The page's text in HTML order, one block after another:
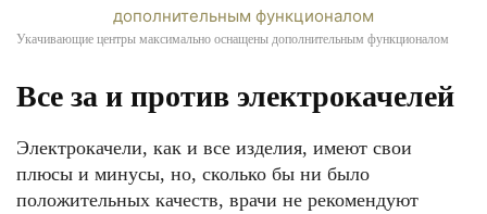
Укачивающие центры максимально оснащены дополнительным функционалом
Все за и против электрокачелей
Электрокачели, как и все изделия, имеют свои
плюсы и минусы, но, сколько бы ни было
положительных качеств, врачи не рекомендуют